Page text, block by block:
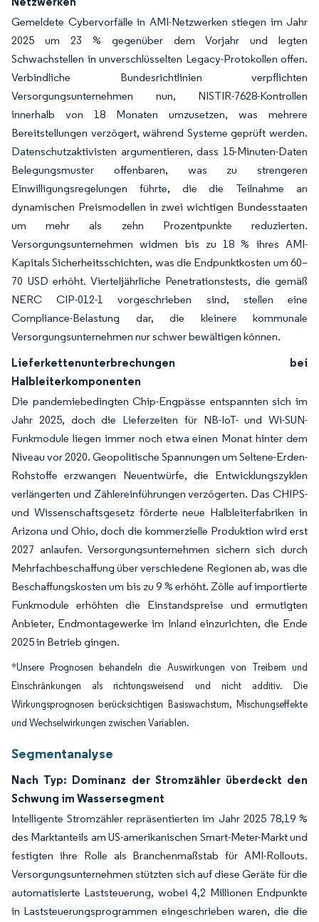
Gemeldete Cybervorfälle in AMI-Netzwerken stiegen im Jahr
2025 um 23 % gegenüber dem Vorjahr und legten
Schwachstellen in unverschlüsselten Legacy-Protokollen offen.
Verbindliche Bundesrichtlinien verpflichten
Versorgungsunternehmen nun, NISTIR-7628-Kontrollen
innerhalb von 18 Monaten umzusetzen, was mehrere
Bereitstellungen verzögert, während Systeme geprüft werden.
Datenschutzaktivisten argumentieren, dass 15-Minuten-Daten
Belegungsmuster offenbaren, was zu strengeren
Einwilligungsregelungen führte, die die Teilnahme an
dynamischen Preismodellen in zwei wichtigen Bundesstaaten
um mehr als zehn Prozentpunkte reduzierten.
Versorgungsunternehmen widmen bis zu 18 % ihres AMI-
Kapitals Sicherheitsschichten, was die Endpunktkosten um 60–
70 USD erhöht. Vierteljährliche Penetrationstests, die gemäß
NERC CIP-012-1 vorgeschrieben sind, stellen eine
Compliance-Belastung dar, die kleinere kommunale
Versorgungsunternehmen nur schwer bewältigen können.
Lieferkettenunterbrechungen bei
Halbleiterkomponenten
Die pandemiebedingten Chip-Engpässe entspannten sich im
Jahr 2025, doch die Lieferzeiten für NB-IoT- und Wi-SUN-
Funkmodule liegen immer noch etwa einen Monat hinter dem
Niveau vor 2020. Geopolitische Spannungen um Seltene-Erden-
Rohstoffe erzwangen Neuentwürfe, die Entwicklungszyklen
verlängerten und Zählereinführungen verzögerten. Das CHIPS-
und Wissenschaftsgesetz förderte neue Halbleiterfabriken in
Arizona und Ohio, doch die kommerzielle Produktion wird erst
2027 anlaufen. Versorgungsunternehmen sichern sich durch
Mehrfachbeschaffung über verschiedene Regionen ab, was die
Beschaffungskosten um bis zu 9 % erhöht. Zölle auf importierte
Funkmodule erhöhten die Einstandspreise und ermutigten
Anbieter, Endmontagewerke im Inland einzurichten, die Ende
2025 in Betrieb gingen.
*Unsere Prognosen behandeln die Auswirkungen von Treibern und
Einschränkungen als richtungsweisend und nicht additiv. Die
Wirkungsprognosen berücksichtigen Basiswachstum, Mischungseffekte
und Wechselwirkungen zwischen Variablen.
Segmentanalyse
Nach Typ: Dominanz der Stromzähler überdeckt den
Schwung im Wassersegment
Intelligente Stromzähler repräsentierten im Jahr 2025 78,19 %
des Marktanteils am US-amerikanischen Smart-Meter-Markt und
festigten ihre Rolle als Branchenmaßstab für AMI-Rollouts.
Versorgungsunternehmen stützten sich auf diese Geräte für die
automatisierte Laststeuerung, wobei 4,2 Millionen Endpunkte
in Laststeuerungsprogrammen eingeschrieben waren, die die